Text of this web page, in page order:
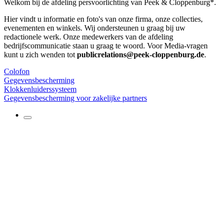
Welkom bij de afdeling persvoorlichting van Peek & Cloppenburg*.
Hier vindt u informatie en foto's van onze firma, onze collecties,
evenementen en winkels. Wij ondersteunen u graag bij uw
redactionele werk. Onze medewerkers van de afdeling
bedrijfscommunicatie staan u graag te woord. Voor Media-vragen
kunt u zich wenden tot publicrelations@peek-cloppenburg.de.
Colofon
Gegevensbescherming
Klokkenluiderssysteem
Gegevensbescherming voor zakelijke partners